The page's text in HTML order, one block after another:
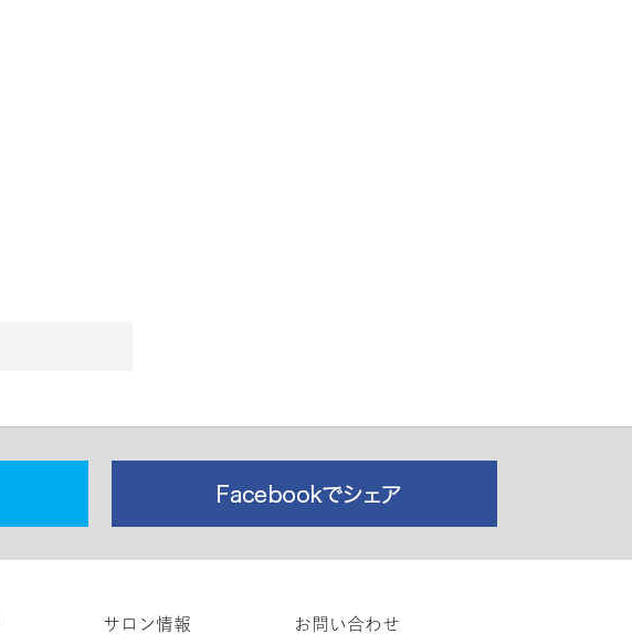
サロン情報 お問い合わせ